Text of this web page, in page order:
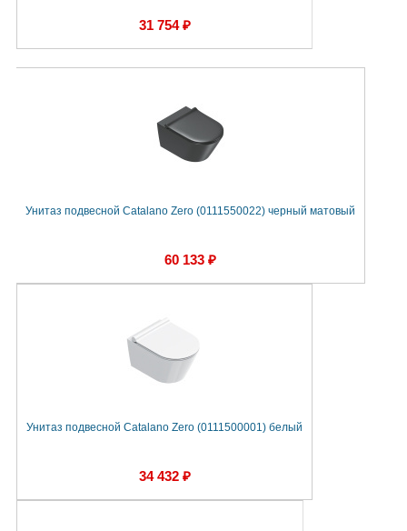
31 754 ₽
Унитаз подвесной Catalano Zero (0111550022) черный матовый
60 133 ₽
Унитаз подвесной Catalano Zero (0111500001) белый
34 432 ₽